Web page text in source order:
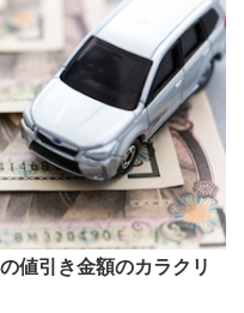
値引き金額のカラクリ